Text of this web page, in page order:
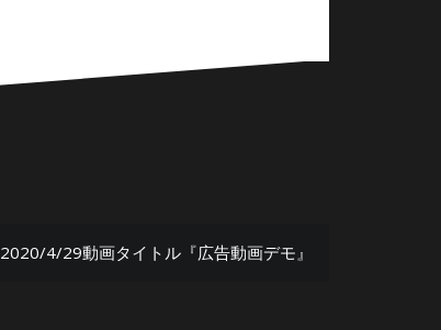
2020/4/29動画タイトル『広告動画デモ』